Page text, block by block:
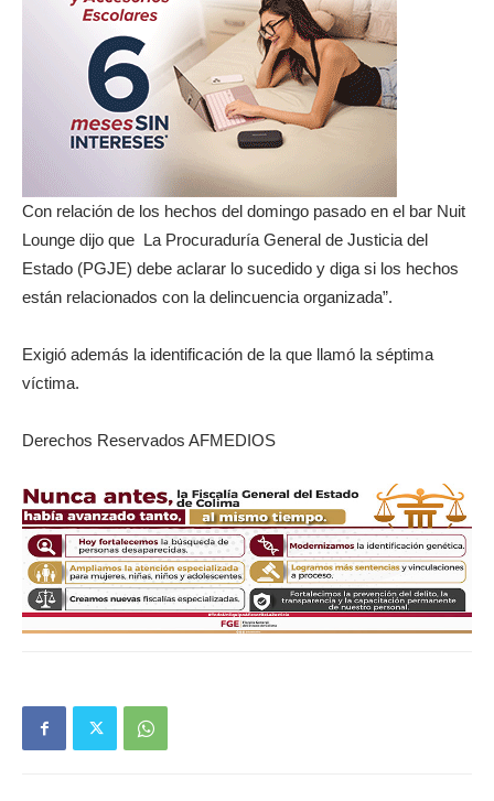
Con relación de los hechos del domingo pasado en el bar Nuit
Lounge dijo que La Procuraduría General de Justicia del
Estado (PGJE) debe aclarar lo sucedido y diga si los hechos
están relacionados con la delincuencia organizada”.
Exigió además la identificación de la que llamó la séptima
víctima.
Derechos Reservados AFMEDIOS